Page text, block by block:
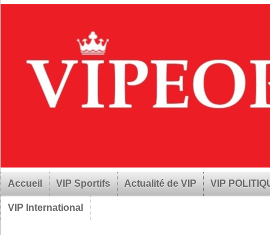
Accueil VIP Sportifs Actualité de VIP VIP
VIP International